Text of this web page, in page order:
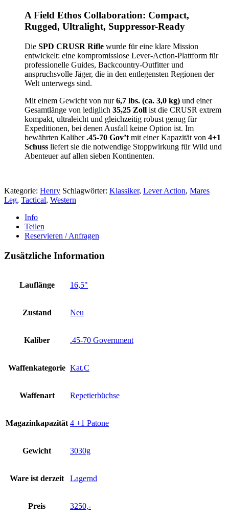
A Field Ethos Collaboration: Compact,
Rugged, Ultralight, Suppressor-Ready
Die SPD CRUSR Rifle wurde für eine klare Mission
entwickelt: eine kompromisslose Lever-Action-Plattform für
professionelle Guides, Backcountry-Outfitter und
anspruchsvolle Jäger, die in den entlegensten Regionen der
Welt unterwegs sind.
Mit einem Gewicht von nur6,7 lbs. (ca. 3,0 kg) und einer
Gesamtlänge von lediglich 35,25 Zoll ist die CRUSR extrem
kompakt, ultraleicht und gleichzeitig robust genug für
Expeditionen, bei denen Ausfall keine Option ist. Im
bewährten Kaliber.45-70 Gov’t mit einer Kapazität von 4+1
Schuss liefert sie die notwendige Stoppwirkung für Wild und
Abenteuer auf allen sieben Kontinenten.
Kategorie: Henry Schlagwörter: Klassiker, Lever Action, Mares
Leg, Tactical, Western
Info
Teilen
Reservieren / Anfragen
Zusätzliche Information
Lauflänge 16,5"
Zustand Neu
Kaliber .45-70 Government
Waffenkategorie Kat.C
Waffenart Repetierbüchse
Magazinkapazität 4 +1 Patone
Gewicht 3030g
Ware ist derzeit Lagernd
Preis 3250,-